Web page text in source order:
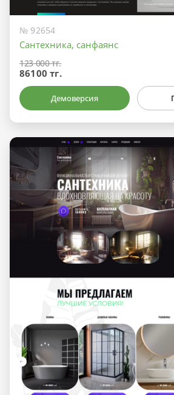
№ 92654
Сантехника, санфаянс
123 000 тг.
86100 тг.
Демоверсия